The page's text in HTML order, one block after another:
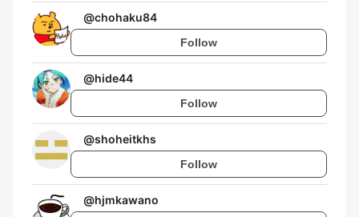
@chohaku84
Follow
@hide44
Follow
@shoheitkhs
Follow
@hjmkawano